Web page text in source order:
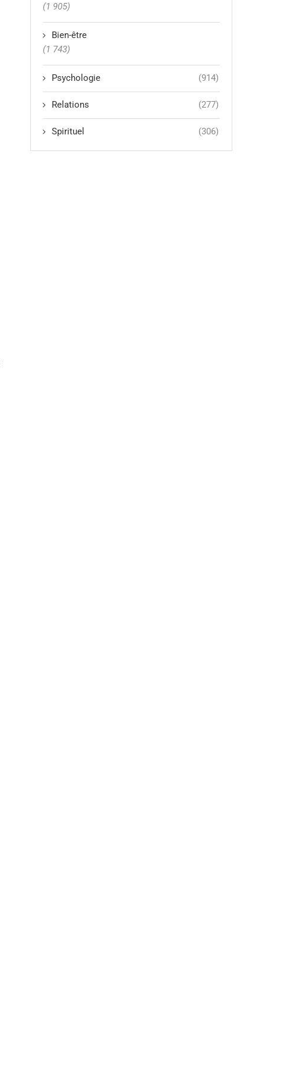
(1 905)
Bien-être
(1 743)
Psychologie (914)
Relations (277)
Spirituel (306)